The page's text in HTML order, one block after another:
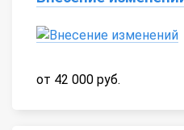
от 42 000 руб.